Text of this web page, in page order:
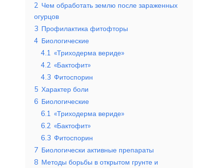
2 Чем обработать землю после зараженных
огурцов
3 Профилактика фитофторы
4 Биологические
4.1 «Триходерма вериде»
4.2 «Бактофит»
4.3 Фитоспорин
5 Характер боли
6 Биологические
6.1 «Триходерма вериде»
6.2 «Бактофит»
6.3 Фитоспорин
7 Биологически активные препараты
8 Методы борьбы в открытом грунте и